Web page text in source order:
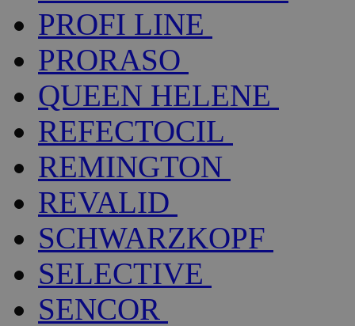
PROFI LINE
PRORASO
QUEEN HELENE
REFECTOCIL
REMINGTON
REVALID
SCHWARZKOPF
SELECTIVE
SENCOR